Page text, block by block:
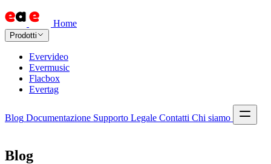
Home
Prodotti
Evervideo
Evermusic
Flacbox
Evertag
Blog Documentazione Supporto Legale Contatti Chi siamo
Blog